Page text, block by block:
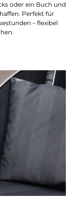
oder ein Buch und
Perfekt für
– flexibel